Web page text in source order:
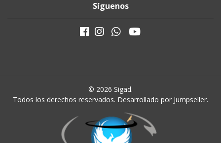
Síguenos
© 2026 Sigad.
Todos los derechos reservados. Desarrollado por Jumpseller.